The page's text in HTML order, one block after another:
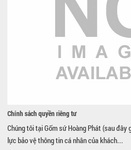
Chính sách quyền riêng tư
Chúng tôi tại Gốm sứ Hoàng Phát (sau đây
lực bảo vệ thông tin cá nhân của khách...